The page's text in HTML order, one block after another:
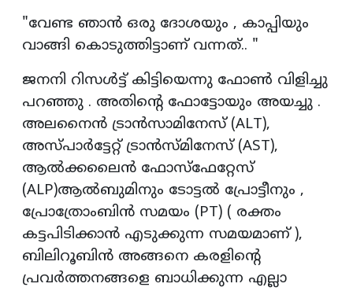
"വേണ്ട ഞാൻ ഒരു ദോശയും , കാപ്പിയും
വാങ്ങി കൊടുത്തിട്ടാണ് വന്നത്.. "
ജനനി റിസൾട്ട് കിട്ടിയെന്നു ഫോൺ വിളിച്ചു
പറഞ്ഞു . അതിന്റെ ഫോട്ടോയും അയച്ചു .
അലനൈൻ ട്രാൻസാമിനേസ് (ALT),
അസ്പാർട്ടേറ്റ് ട്രാൻസ്മിനേസ് (AST),
ആൽക്കലൈൻ ഫോസ്ഫേറ്റേസ്
(ALP)ആൽബുമിനും ടോട്ടൽ പ്രോട്ടീനും ,
പ്രോത്രോംബിൻ സമയം (PT) ( രക്തം
കട്ടപിടിക്കാൻ എടുക്കുന്ന സമയമാണ് ),
ബിലിറൂബിൻ അങ്ങനെ കരളിന്റെ
പ്രവർത്തനങ്ങളെ ബാധിക്കുന്ന എല്ലാ